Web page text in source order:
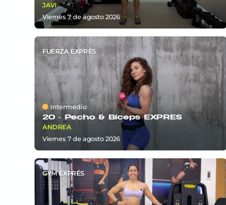
JAVI
viernes 7deagosto 2026
FUERZA EXPRÉS
Intermedio
20 · Pecho & Bíceps EXPRÉS
ANDREA
viernes 7deagosto 2026
GYM EXPRÉS